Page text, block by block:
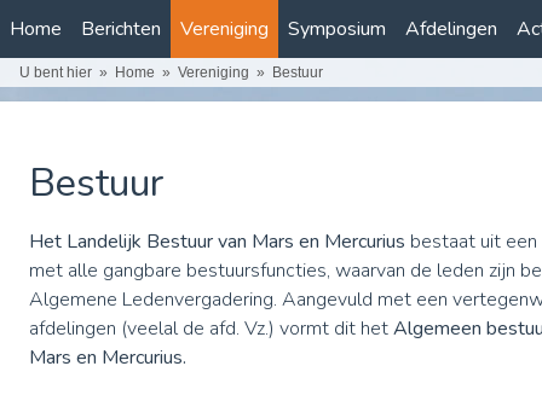
Home Berichten Vereniging Symposium Afdelingen
U bent hier Home Vereniging Bestuur
Bestuur
Het Landelijk Bestuur van Mars en Mercurius bestaat uit
met alle gangbare bestuursfuncties, waarvan de leden zijn
Algemene Ledenvergadering. Aangevuld met een
afdelingen (veelal de afd. Vz.) vormt dit hetAlgemeen
Mars en Mercurius.